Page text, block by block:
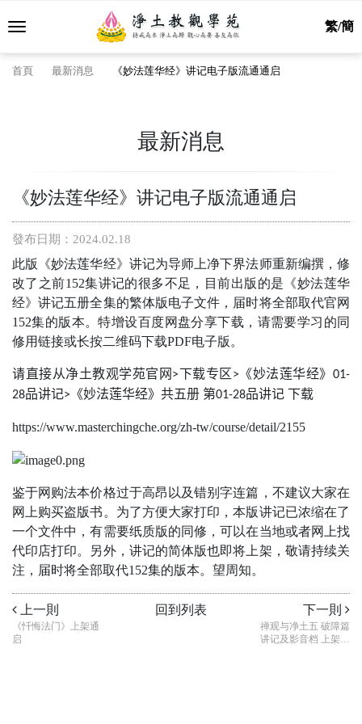
繁/簡
首頁 最新消息 《妙法莲华经》讲记电子版流通通启
最新消息
《妙法莲华经》讲记电子版流通通启
發布日期：2024.02.18
此版《妙法莲华经》讲记为导师上净下界法师重新编撰，修
改了之前152集讲记的很多不足，目前出版的是《妙法莲华
经》讲记五册全集的繁体版电子文件，届时将全部取代官网
152集的版本。特增设百度网盘分享下载，请需要学习的同
修用链接或长按二维码下载PDF电子版。
请直接从净土教观学苑官网 >下载专区>《妙法莲华经》01-
28品讲记> 《妙法莲华经》共五册 第01-28品讲记 下载
https://www.masterchingche.org/zh-tw/course/detail/2155
鉴于网购法本价格过于高昂以及错别字连篇，不建议大家在
网上购买盗版书。为了方便大家打印，本版讲记已浓缩在了
一个文件中，有需要纸质版的同修，可以在当地或者网上找
代印店打印。另外，讲记的简体版也即将上架，敬请持续关
注，届时将全部取代152集的版本。望周知。
上一則
《忏悔法门》上架通
启
回到列表 下一則
禅观与净土五 破障篇
讲记及影音档 上架通